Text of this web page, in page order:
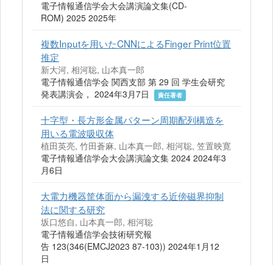
電子情報通信学会大会講演論文集(CD-
ROM) 2025 2025年
複数Inputを用いたCNNによるFinger Print位置
推定
新大河, 相河聡, 山本真一郎
電子情報通信学会 関西支部 第 29 回 学生会研究
発表講演会， 2024年3月7日
責任著者
十字型・長方形金属パターン周期配列構造を
用いる電波吸収体
植田英亮, 竹田蒼麻, 山本真一郎, 相河聡, 笠置映寛
電子情報通信学会大会講演論文集 2024 2024年3
月6日
大電力機器筐体面から漏洩する近傍磁界抑制
法に関する研究
坂口悠自, 山本真一郎, 相河聡
電子情報通信学会技術研究報
告 123(346(EMCJ2023 87-103)) 2024年1月12
日